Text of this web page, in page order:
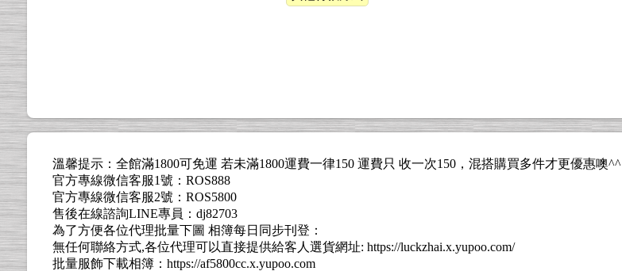
溫馨提示：全館滿1800可免運 若未滿1800運費一律150 運費只 收一次150，混搭購買多件才更優惠噢^^
官方專線微信客服1號：ROS888
官方專線微信客服2號：ROS5800
售後在線諮詢LINE專員：dj82703
為了方便各位代理批量下圖 相簿每日同步刊登：
無任何聯絡方式,各位代理可以直接提供給客人選貨網址: https://luckzhai.x.yupoo.com/
批量服飾下載相簿：https://af5800cc.x.yupoo.com